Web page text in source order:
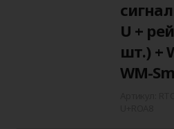
U +
шт.) +
WM-Sm